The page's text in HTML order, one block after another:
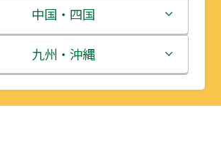
宮城県
秋田県
山形県
群馬県
埼玉県
千葉県
富山県
石川県
福井県
三重県
滋賀県
京都府
中国・四国
鳥取県
島根県
九州・沖縄
福岡県